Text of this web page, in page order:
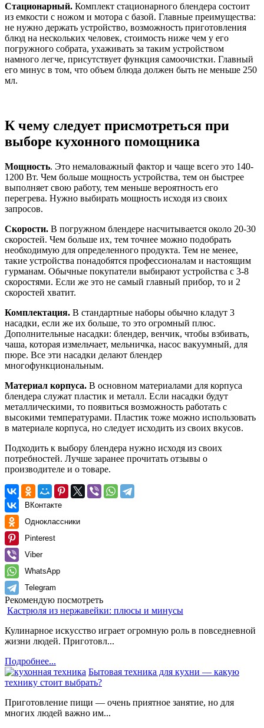
Стационарный. Комплект стационарного блендера состоит
из емкости с ножом и мотора с базой. Главные преимущества:
не нужно держать устройство, возможность приготовления
блюд на нескольких человек, стоимость ниже чем у его
погружного собрата, ухаживать за таким устройством
намного легче, присутствует функция самоочистки. Главный
его минус в том, что объем блюда должен быть не меньше 250
мл.
К чему следует присмотреться при
выборе кухонного помощника
Мощность. Это немаловажный фактор и чаще всего это 140-
1200 Вт. Чем больше мощность устройства, тем он быстрее
выполняет свою работу, тем меньше вероятность его
перегрева. Нужно выбирать мощность исходя из своих
запросов.
Скорости. В погружном блендере насчитывается около 20-30
скоростей. Чем больше их, тем точнее можно подобрать
необходимую для определенного продукта. Тем не менее,
такие устройства понадобятся профессионалам и настоящим
гурманам. Обычные покупатели выбирают устройства с 3-8
скоростями. Если же это не самый главный прибор, то и 2
скоростей хватит.
Комплектация. В стандартные наборы обычно кладут 3
насадки, если же их больше, то это огромный плюс.
Дополнительные насадки: блендер, венчик, чтобы взбивать,
чаша, которая измельчает, мельничка, насос вакуумный, для
пюре. Все эти насадки делают блендер
многофункциональным.
Материал корпуса. В основном материалами для корпуса
блендера служат пластик и металл. Если насадки будут
металлическими, то появиться возможность работать с
высокими температурами. Пластик тоже можно использовать
в материале корпуса, но следует исходить из своих вкусов.
Подходить к выбору блендера нужно исходя из своих
потребностей. Лучше заранее прочитать отзывы о
производителе и о товаре.
ВКонтакте
Одноклассники
Pinterest
Viber
WhatsApp
Telegram
Рекомендую посмотреть
Кастрюля из нержавейки: плюсы и минусы
Кулинарное искусство играет огромную роль в повседневной
жизни людей. Приготовл...
Подробнее...
Бытовая техника для кухни — какую
технику стоит выбрать?
Приготовление пищи — очень приятное занятие, но для
многих людей важно им...